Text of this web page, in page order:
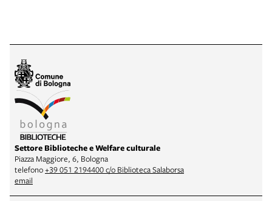
Settore Biblioteche e Welfare culturale
Piazza Maggiore, 6, Bologna
telefono+39 051 2194400 c/o Biblioteca Salaborsa
email